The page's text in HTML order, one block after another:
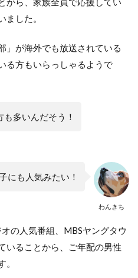
ました。
」が海外でも放送されている
る方もいらっしゃるようで
多いんだそう！
わんきち
にも人気みたい！
の人気番組、MBSヤングタウ
いることから、ご年配の男性